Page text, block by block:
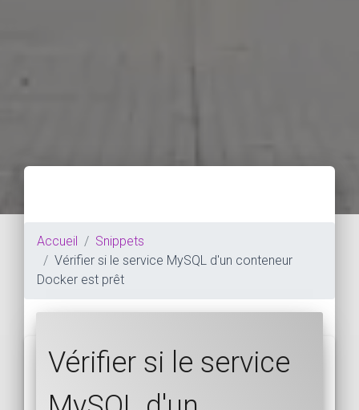
Accueil
Snippets
Vérifier si le service MySQL d'un conteneur
Docker est prêt
Vérifier si le service